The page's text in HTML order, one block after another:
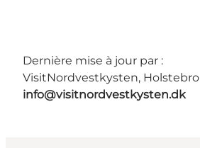
Dernière mise à jour par :
VisitNordvestkysten, Holstebro
info@visitnordvestkysten.dk